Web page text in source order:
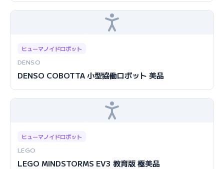
ヒューマノイドロボット
DENSO
DENSO COBOTTA 小型協働ロボット 美品
ヒューマノイドロボット
LEGO
LEGO MINDSTORMS EV3 教育版 極美品